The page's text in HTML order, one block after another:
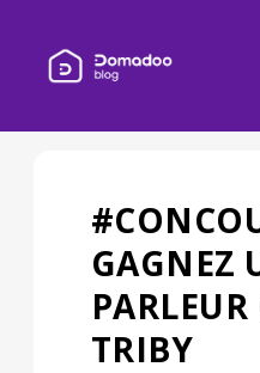
GAGNEZ
TRIBY